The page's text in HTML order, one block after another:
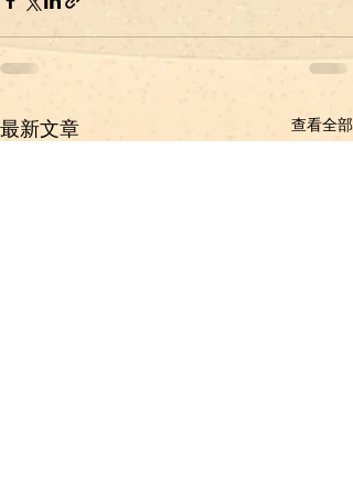
最新文章 查看全部